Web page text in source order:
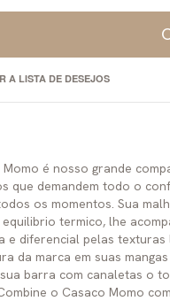
A LISTA DE DESEJOS
Momo é nosso grande
que demandem todo o
os momentos. Sua
termico, lhe
e diferencial pelas
da marca em suas
barra com canaletas o
o Casaco Momo